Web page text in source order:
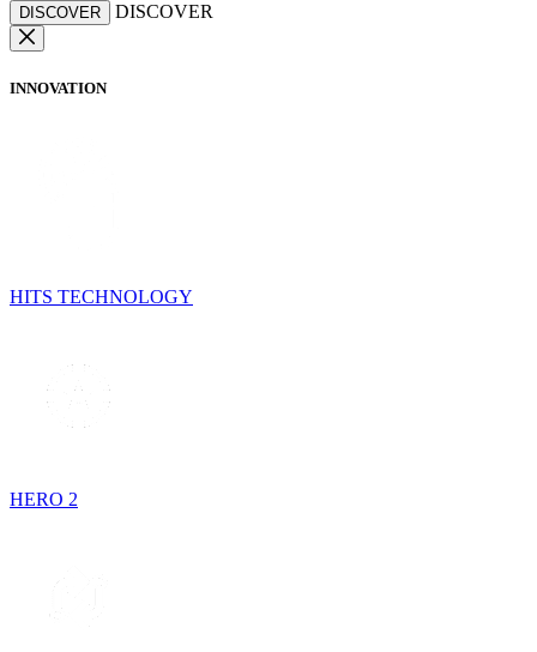
DISCOVER DISCOVER
INNOVATION
HITS TECHNOLOGY
HERO 2